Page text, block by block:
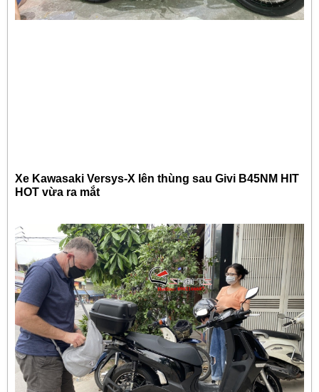
Xe Kawasaki Versys-X lên thùng sau Givi B45NM HIT
HOT vừa ra mắt